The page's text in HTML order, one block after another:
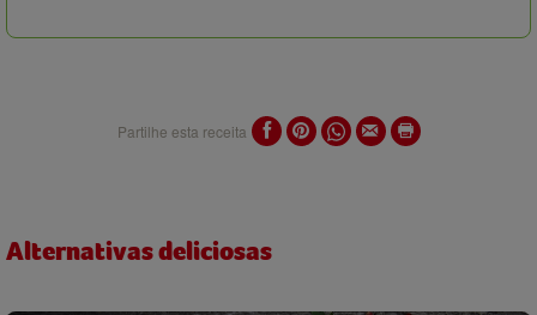
Partilhe esta receita
Alternativas deliciosas